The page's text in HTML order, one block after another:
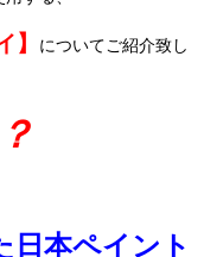
についてご紹介致し
日本ペイント